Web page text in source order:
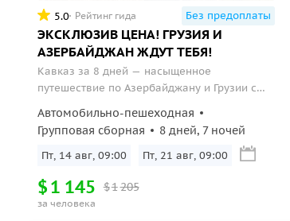
5.0 Рейтинг гида Без предоплаты
ЭКСКЛЮЗИВ ЦЕНА! ГРУЗИЯ И
АЗЕРБАЙДЖАН ЖДУТ ТЕБЯ!
Кавказ за 8 дней — насыщенное
путешествие по Азербайджану и Грузии с
региона. Вы увидите Баку, Шеки и Киш,
познакомитесь с атмосферным Тбилиси и
древней Мцхетой, посетите винную
Уплисцихе. Завершится маршрут в Тбилиси.
Автомобильно-пешеходная
Групповая сборная
8 дней, 7 ночей
Пт, 14 авг, 09:00 Пт, 21 авг, 09:00
$1205
$1 145
за человека